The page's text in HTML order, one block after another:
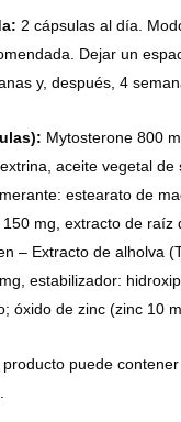
2 cápsulas al día.
Dejar un
y, después, 4
Mytosterone 800
aceite vegetal de
estearato de
mg, extracto de
– Extracto de alholva
estabilizador:
óxido de zinc (zinc 10
producto puede
.